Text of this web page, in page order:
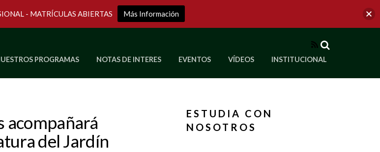
RSS
PROGRAMAS NOTAS DE INTERES EVENTOS VÍDEOS INSTITUCIONAL
acompañará
del Jardín
ESTUDIA CON
NOSOTROS
- MATRÍCULAS ABIERTAS Más Información